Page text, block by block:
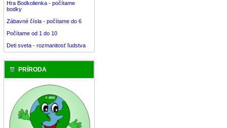
Hra Bodkolienka - počítame
bodky
Zábavné čísla - počítame do 6
Počítame od 1 do 10
Deti sveta - rozmanitosť ľudstva
PRÍRODA